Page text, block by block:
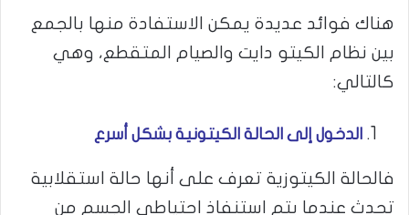
هناك فوائد عديدة يمكن الاستفادة منها بالجمع
بين نظام الكيتو دايت والصيام المتقطع، وهي
كالتالي:
الدخول إلى الحالة الكيتونية بشكل أسرع
فالحالة الكيتوزية تعرف على أنها حالة استقلابية
تحدث عندما يتم استنفاذ احتياطي الجسم من